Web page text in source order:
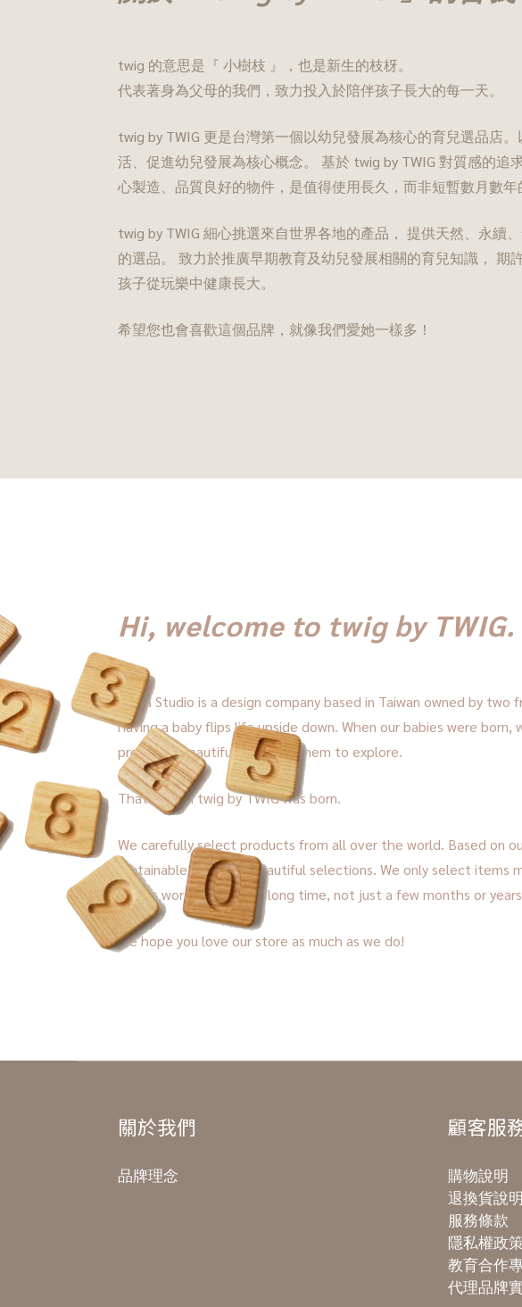
twig 的意思是『 小樹枝 』，也是新生的枝枒。
代表著身為父母的我們，致力投入於陪伴孩子長大的每一天。
twig by TWIG 更是台灣第一個以幼兒發展為核心的育兒選品店。
活、促進幼兒發展為核心概念。 基於 twig by TWIG 對質感的追
心製造、品質良好的物件，是值得使用長久，而非短暫數月數年
twig by TWIG 細心挑選來自世界各地的產品， 提供天然、永續
的選品。 致力於推廣早期教育及幼兒發展相關的育兒知識， 期
孩子從玩樂中健康長大。
希望您也會喜歡這個品牌，就像我們愛她一樣多！
Hi, welcome to twig by TWIG.
TWIG Studio is a design company based in Taiwan owned by
having a baby flips life upside down. When our babies were
prepare a beautiful world for them to explore.
That's when twig by TWIG was born.
We carefully select products from all over the world. Based on
sustainable, safe and beautiful selections. We only select
that is worth using for a long time, not just a few months or
We hope you love our store as much as we do!
關於我們
品牌理念
顧客服
購物說明
退換貨說明
服務條款
隱私權政策
教育合作
代理品牌